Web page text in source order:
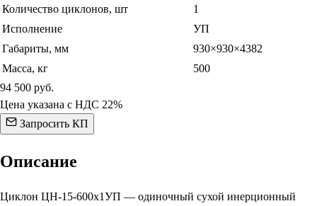
Количество циклонов, шт
1
Исполнение
УП
Габариты, мм
930×930×4382
Масса, кг
500
94 500 руб.
Цена указана с НДС 22%
Запросить КП
Описание
Циклон ЦН-15-600х1УП — одиночный сухой инерционный